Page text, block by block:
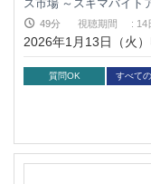
ス市場 ～スキマバイト
～ 49分 視聴期間 : 14
2026年1月13日（火
質問OK すべて